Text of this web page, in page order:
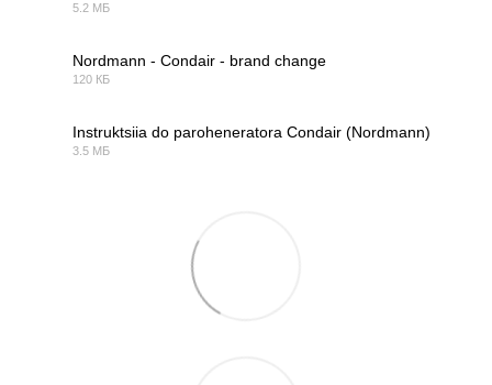
5.2 МБ
Nordmann - Condair - brand change
120 КБ
Instruktsiia do paroheneratora Condair (Nordmann)
3.5 МБ